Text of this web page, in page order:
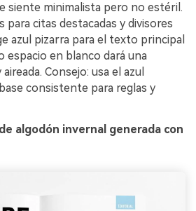
siente minimalista pero no estéril.
para citas destacadas y divisores
azul pizarra para el texto principal
espacio en blanco dará una
Consejo: usa el azul
consistente para reglas y
algodón invernal generada con